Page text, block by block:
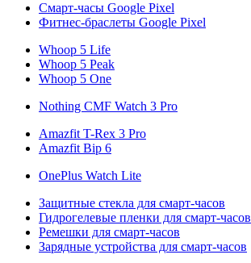
Смарт-часы Google Pixel
Фитнес-браслеты Google Pixel
Whoop 5 Life
Whoop 5 Peak
Whoop 5 One
Nothing CMF Watch 3 Pro
Amazfit T-Rex 3 Pro
Amazfit Bip 6
OnePlus Watch Lite
Защитные стекла для смарт-часов
Гидрогелевые пленки для смарт-часов
Ремешки для смарт-часов
Зарядные устройства для смарт-часов